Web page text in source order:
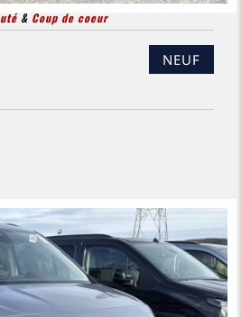
& Coup de coeur
NEUF